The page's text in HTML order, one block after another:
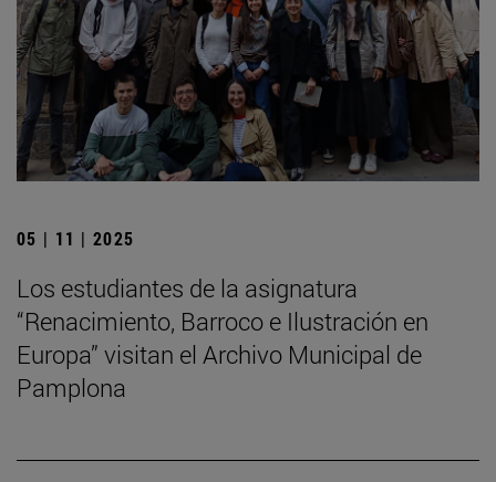
05 | 11 | 2025
Los estudiantes de la asignatura
“Renacimiento, Barroco e Ilustración en
Europa” visitan el Archivo Municipal de
Pamplona